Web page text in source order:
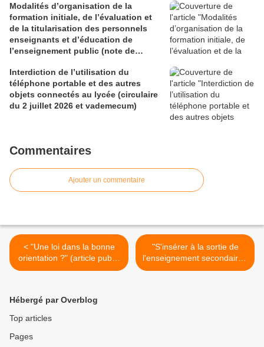
Modalités d’organisation de la
formation initiale, de l’évaluation et
de la titularisation des personnels
enseignants et d’éducation de
l’enseignement public (note de
Interdiction de l’utilisation du
téléphone portable et des autres
objets connectés au lycée (circulaire
du 2 juillet 2026 et vademecum)
Commentaires
Ajouter un commentaire
< "Une loi dans la bonne
orientation ?" (article publié
sur son blog par Sébastien
"S'insérer à la sortie de
l'enseignement secondaire :
de fortes inégalités entre
Hébergé par Overblog
Top articles
Pages